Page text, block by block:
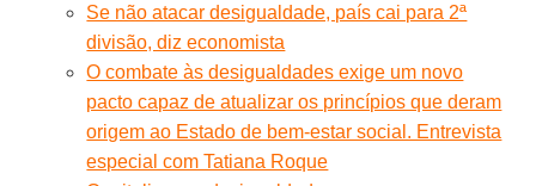
Se não atacar desigualdade, país cai para 2ª
divisão, diz economista
O combate às desigualdades exige um novo
pacto capaz de atualizar os princípios que deram
origem ao Estado de bem-estar social. Entrevista
especial com Tatiana Roque